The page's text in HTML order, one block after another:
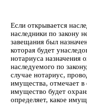
Если открывается
наследники по закону
завещания был
которая будет
нотариуса назначения
наследуемого по
случае нотариус,
имущества, отмечает в
имущество будет
определяет, какое